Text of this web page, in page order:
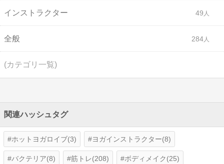
インストラクター 49
全般 284
(カテゴリ一覧)
関連ハッシュタグ
ホットヨガロイブ(3) ヨガインストラクター(8)
バクテリア(8) 筋トレ(208) ボディメイク(25)